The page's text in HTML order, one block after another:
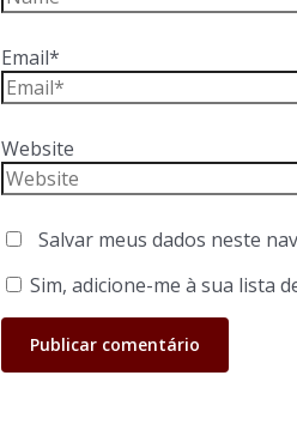
Email*
Website
Salvar meus dados neste
Sim, adicione-me à sua lista